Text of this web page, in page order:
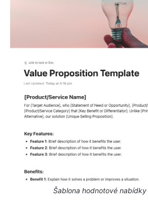
Šablona hodnotové nabídky